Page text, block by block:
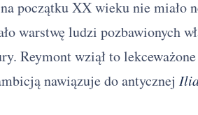
na początku XX wieku nie miało
warstwę ludzi pozbawionych
Reymont wziął to
nawiązuje do antycznej